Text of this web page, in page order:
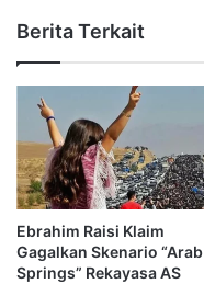
Berita Terkait
Ebrahim Raisi Klaim
Gagalkan Skenario “Arab
Springs” Rekayasa AS